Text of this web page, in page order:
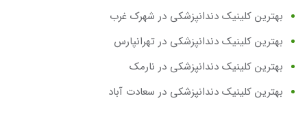
بهترین کلینیک دندانپزشکی در شهرک غرب
بهترین کلینیک دندانپزشکی در تهرانپارس
بهترین کلینیک دندانپزشکی در نارمک
بهترین کلینیک دندانپزشکی در سعادت آباد